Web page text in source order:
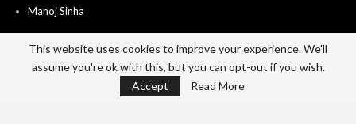
Manoj Sinha
Home About Advertise
Career
Send News & Video’s
Contact
Privacy Policy
This website uses cookies to improve your experience. We'll
assume you're ok with this, but you can opt-out if you wish.
Accept
Read More